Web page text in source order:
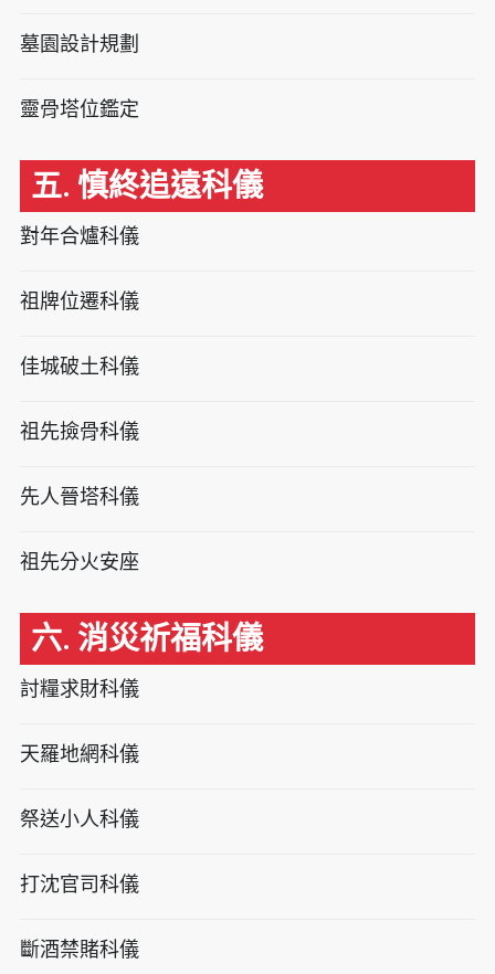
墓園設計規劃
靈骨塔位鑑定
五. 慎終追遠科儀
對年合爐科儀
祖牌位遷科儀
佳城破土科儀
祖先撿骨科儀
先人晉塔科儀
祖先分火安座
六. 消災祈福科儀
討糧求財科儀
天羅地網科儀
祭送小人科儀
打沈官司科儀
斷酒禁賭科儀